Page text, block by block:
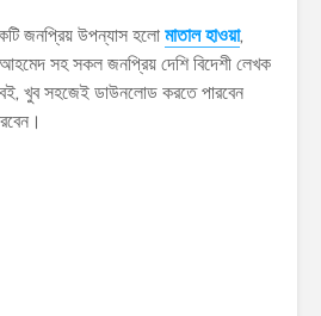
জনপ্রিয় উপন্যাস হলো মাতাল হাওয়া,
সহ সকল জনপ্রিয় দেশি বিদেশী লেখক
খুব সহজেই ডাউনলোড করতে পারবেন